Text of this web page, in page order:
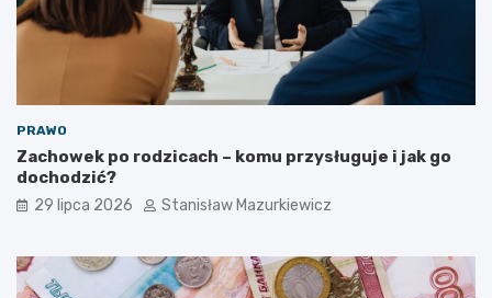
PRAWO
Zachowek po rodzicach – komu przysługuje i jak go
dochodzić?
29 lipca 2026 Stanisław Mazurkiewicz